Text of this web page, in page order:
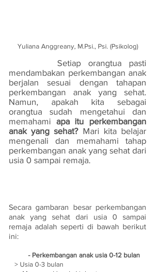
Yuliana Anggreany, M.Psi., Psi. (Psikolog)
Setiap orangtua pasti
mendambakan perkembangan anak
berjalan sesuai dengan tahapan
perkembangan anak yang sehat.
Namun, apakah kita sebagai
orangtua sudah mengetahui dan
memahami apa itu perkembangan
anak yang sehat? Mari kita belajar
mengenali dan memahami tahap
perkembangan anak yang sehat dari
usia 0 sampai remaja.
Secara gambaran besar perkembangan
anak yang sehat dari usia 0 sampai
remaja adalah seperti di bawah berikut
ini:
	- Perkembangan anak usia 0-12 bulan
   > Usia 0-3 bulan